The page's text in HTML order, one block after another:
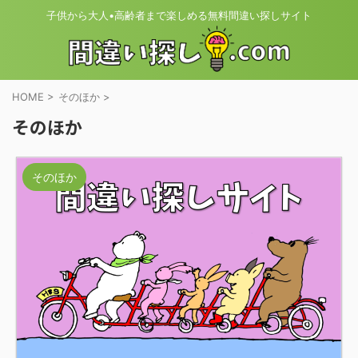
子供から大人•高齢者まで楽しめる無料間違い探しサイト
HOME > そのほか >
そのほか
そのほか